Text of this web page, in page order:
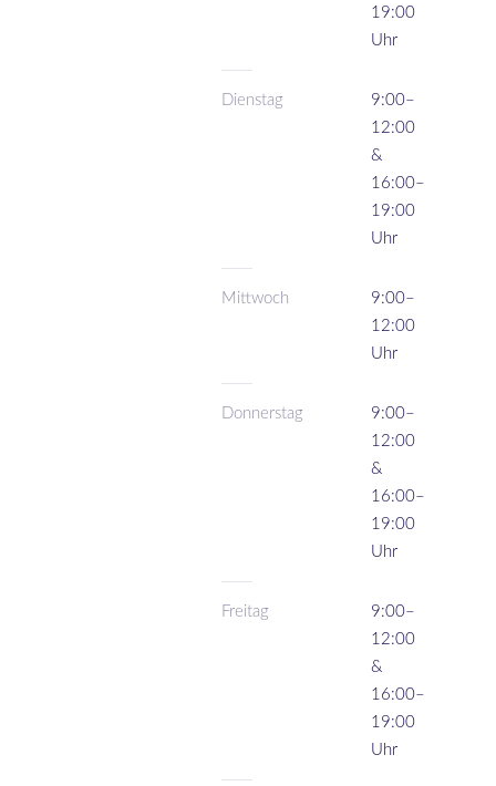
19:00
Uhr
Dienstag
9:00–
12:00
&
16:00–
19:00
Uhr
Mittwoch
9:00–
12:00
Uhr
Donnerstag
9:00–
12:00
&
16:00–
19:00
Uhr
Freitag
9:00–
12:00
&
16:00–
19:00
Uhr